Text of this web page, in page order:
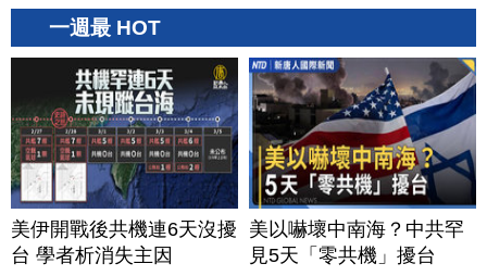
一週最 HOT
美伊開戰後共機連6天沒擾
台 學者析消失主因
美以嚇壞中南海？中共罕
見5天「零共機」擾台